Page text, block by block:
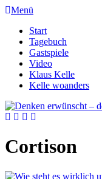
Menü
Start
Tagebuch
Gastspiele
Video
Klaus Kelle
Kelle woanders
Cortison